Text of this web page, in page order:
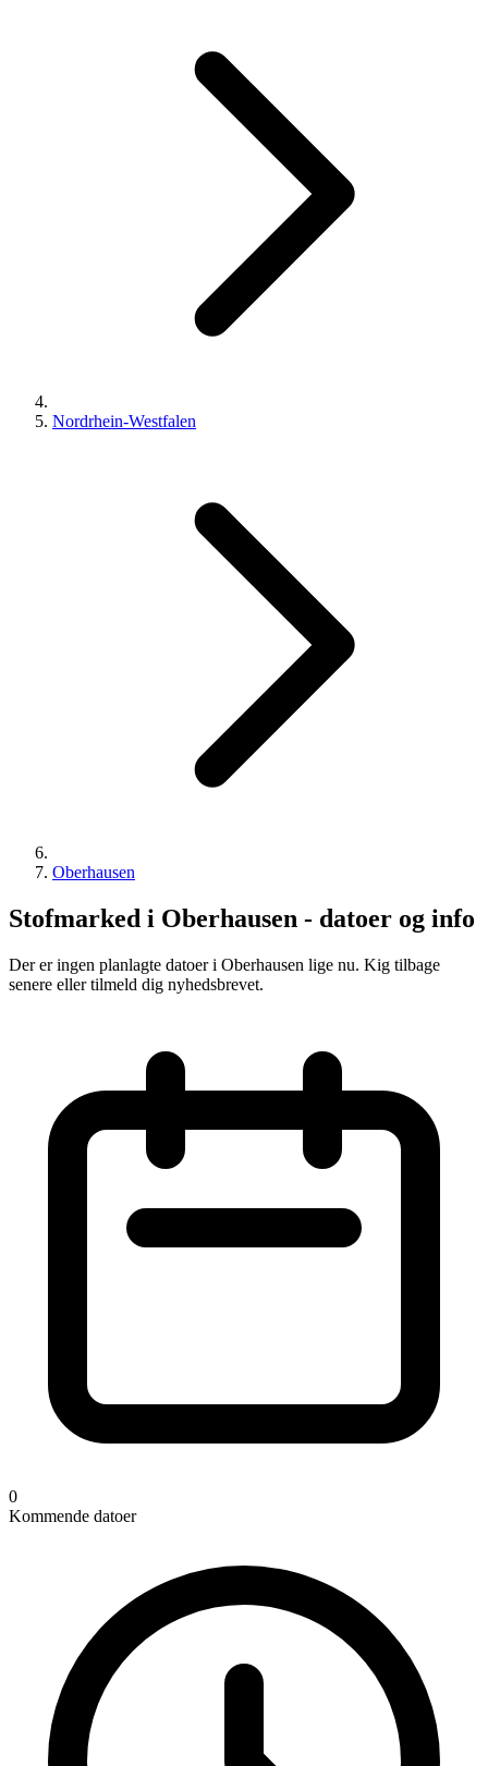
Nordrhein-Westfalen
Oberhausen
Stofmarked i Oberhausen - datoer og info
Der er ingen planlagte datoer i Oberhausen lige nu. Kig tilbage
senere eller tilmeld dig nyhedsbrevet.
0
Kommende datoer